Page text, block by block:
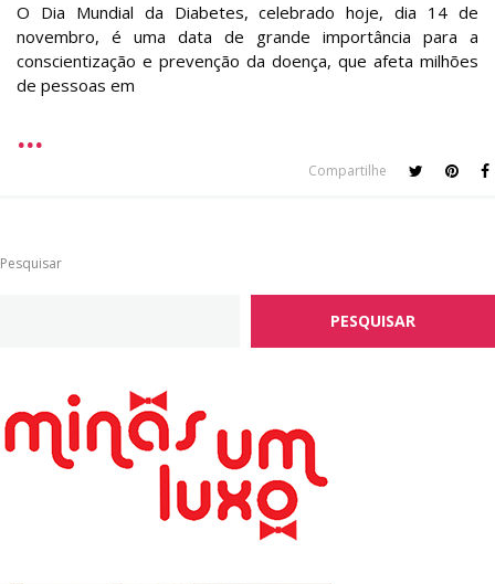
O Dia Mundial da Diabetes, celebrado hoje, dia 14 de
novembro, é uma data de grande importância para a
conscientização e prevenção da doença, que afeta milhões
de pessoas em
Compartilhe
Pesquisar
PESQUISAR